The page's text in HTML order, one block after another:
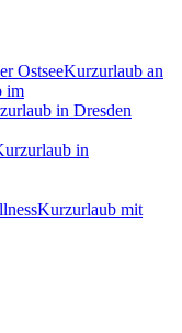
OstseeKurzurlaub an
im
in Dresden
in
Kurzurlaub mit